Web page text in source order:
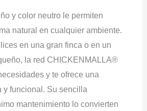
y color neutro le permiten
natural en cualquier ambiente.
en una gran finca o en un
la red CHICKENMALLA®
y te ofrece una
y funcional. Su sencilla
mantenimiento lo convierten